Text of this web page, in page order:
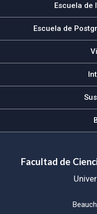
Escuela de
Escuela de
Facultad de